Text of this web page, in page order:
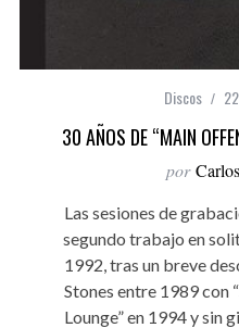
Discos
30 AÑOS DE “MAIN
por
Las sesiones de
segundo trabajo en
1992, tras un breve
Stones entre 1989 con
Lounge” en 1994 y sin